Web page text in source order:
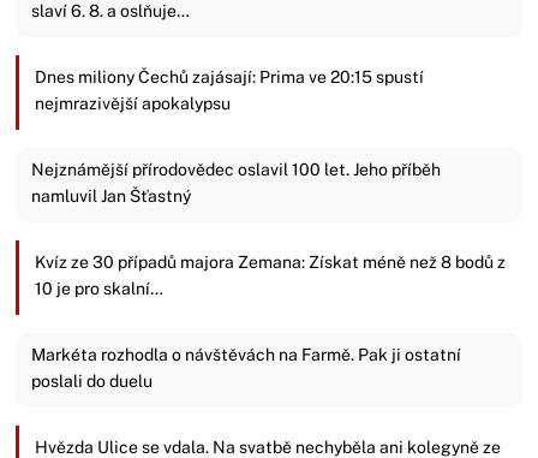
slaví 6. 8. a oslňuje…
Dnes miliony Čechů zajásají: Prima ve 20:15 spustí
nejmrazivější apokalypsu
Nejznámější přírodovědec oslavil 100 let. Jeho příběh
namluvil Jan Šťastný
Kvíz ze 30 případů majora Zemana: Získat méně než 8 bodů z
10 je pro skalní…
Markéta rozhodla o návštěvách na Farmě. Pak ji ostatní
poslali do duelu
Hvězda Ulice se vdala. Na svatbě nechyběla ani kolegyně ze